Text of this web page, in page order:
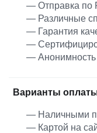
— Отправка по
— Различные
— Гарантия
—
— Анонимность
Варианты
— Наличными
— Картой на